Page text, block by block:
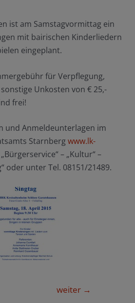
ist am Samstagvormittag ein
mit bairischen Kinderliedern
eingeplant.
für Verpflegung,
Unkosten von € 25,-
frei!
und Anmeldeunterlagen im
Starnbergwww.lk-
– „Kultur“ –
oder unter Tel. 08151/21489.
weiter →